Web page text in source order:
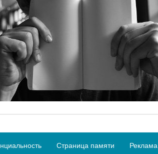
Страница памяти Реклама